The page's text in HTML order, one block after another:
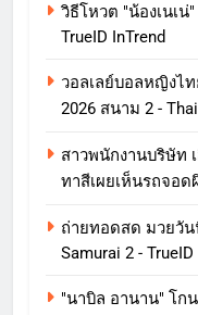
วิธีโหวต "น้องเนเน่
TrueID InTrend
วอลเลย์บอลหญิงไท
2026 สนาม 2 -
สาวพนักงานบริษัท
ทาสีเผยเห็นรถจอ
ถ่ายทอดสด มวยวัน
Samurai 2 - TrueID
"นาบิล อานาน" โก